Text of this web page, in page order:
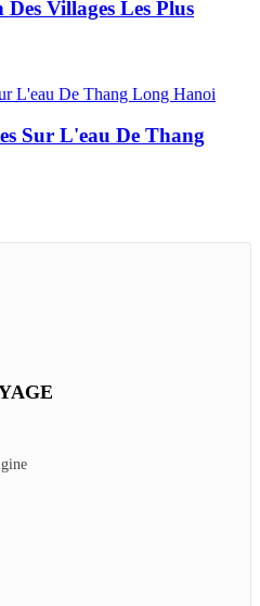
Villages Les Plus
Sur L'eau De Thang